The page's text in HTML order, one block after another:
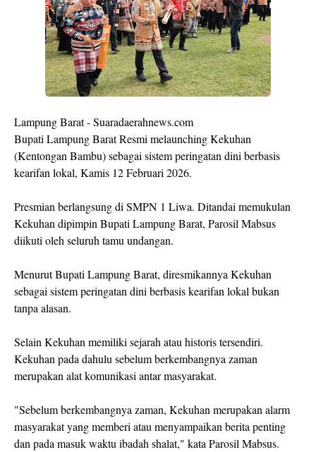
Lampung Barat - Suaradaerahnews.com
Bupati Lampung Barat Resmi melaunching Kekuhan
(Kentongan Bambu) sebagai sistem peringatan dini berbasis
kearifan lokal, Kamis 12 Februari 2026.
Presmian berlangsung di SMPN 1 Liwa. Ditandai memukulan
Kekuhan dipimpin Bupati Lampung Barat, Parosil Mabsus
diikuti oleh seluruh tamu undangan.
Menurut Bupati Lampung Barat, diresmikannya Kekuhan
sebagai sistem peringatan dini berbasis kearifan lokal bukan
tanpa alasan.
Selain Kekuhan memiliki sejarah atau historis tersendiri.
Kekuhan pada dahulu sebelum berkembangnya zaman
merupakan alat komunikasi antar masyarakat.
"Sebelum berkembangnya zaman, Kekuhan merupakan alarm
masyarakat yang memberi atau menyampaikan berita penting
dan pada masuk waktu ibadah shalat," kata Parosil Mabsus.